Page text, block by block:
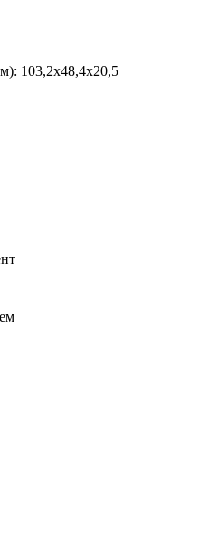
103,2х48,4х20,5